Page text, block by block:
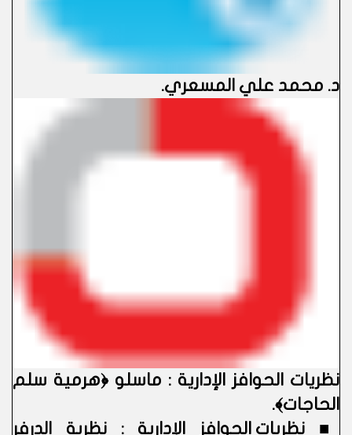
د. محمد علي المسعري.
نظريات الحوافز الإدارية : ماسلو ﴿هرمية سلم
الحاجات﴾.
■ نظريات الحوافز الإدارية : نظرية الدرفر